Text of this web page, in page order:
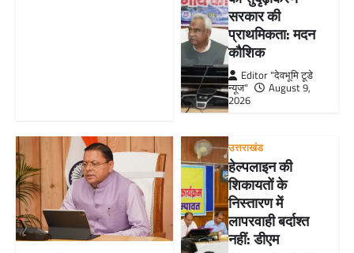
सरकार की
प्राथमिकता: मदन
कौशिक
Editor "देवभूमि टूडे
न्यूज"
August 9,
2026
उत्तराखंड
हेल्पलाइन की
शिकायतों के
निस्तारण में
लापरवाही बर्दाश्त
नहीं: डीएम